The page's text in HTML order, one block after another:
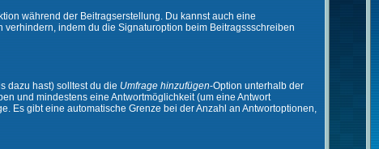
während der Beitragserstellung. Du kannst auch eine
indem du die Signaturoption beim Beitragssschreiben
dazu hast) solltest du die Umfrage hinzufügen-Option unterhalb der
und mindestens eine Antwortmöglichkeit (um eine Antwort
Es gibt eine automatische Grenze bei der Anzahl an Antwortoptionen,